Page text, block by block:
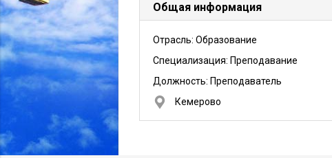
Общая информация
Отрасль: Образование
Специализация: Преподавание
Должность: Преподаватель
Кемерово